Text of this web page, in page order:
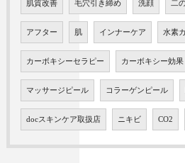
肌質改善 毛穴引き締め 洗顔 二
アフター 肌 インナーケア 水素
カーボキシーセラピー カーボキシー効果
マッサージピール コラーゲンピール
docスキンケア取扱店 ニキビ CO2